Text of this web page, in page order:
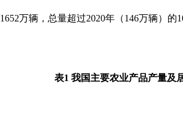
1652万辆，总量超过2020年（146万辆）的
表1 我国主要农业产品产量及